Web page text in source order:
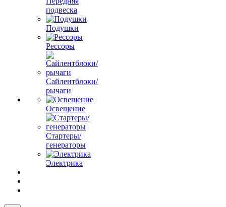
подвеска
Подушки
Рессоры
Сайлентблоки/
рычаги
Освещение
Стартеры/
генераторы
Электрика